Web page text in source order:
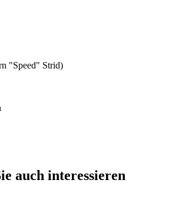
"Speed" Strid)
auch interessieren